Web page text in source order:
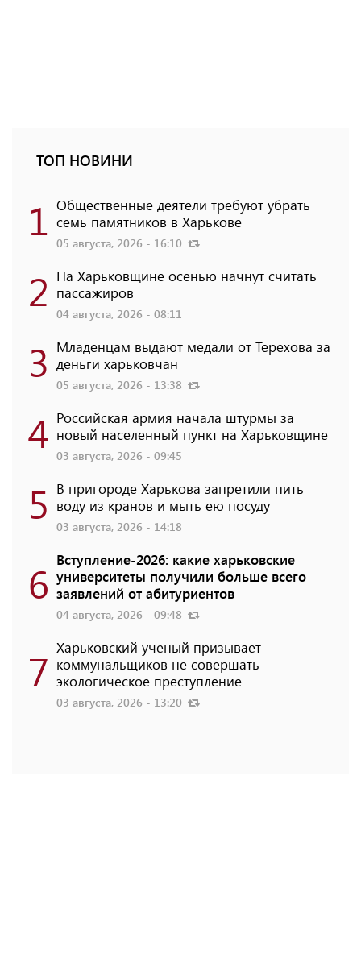
ТОП НОВИНИ
1 Общественные деятели требуют убрать
семь памятников в Харькове
05 августа, 2026 - 16:10
2 На Харьковщине осенью начнут считать
пассажиров
04 августа, 2026 - 08:11
3 Младенцам выдают медали от Терехова за
деньги харьковчан
05 августа, 2026 - 13:38
4 Российская армия начала штурмы за
новый населенный пункт на Харьковщине
03 августа, 2026 - 09:45
5 В пригороде Харькова запретили пить
воду из кранов и мыть ею посуду
03 августа, 2026 - 14:18
6 Вступление-2026: какие харьковские
университеты получили больше всего
заявлений от абитуриентов
04 августа, 2026 - 09:48
7 Харьковский ученый призывает
коммунальщиков не совершать
экологическое преступление
03 августа, 2026 - 13:20